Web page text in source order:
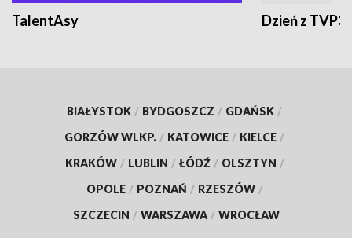
TalentAsy Dzień z TVP3
BIAŁYSTOK / BYDGOSZCZ / GDAŃSK /
GORZÓW WLKP. / KATOWICE / KIELCE /
KRAKÓW / LUBLIN / ŁÓDŹ / OLSZTYN /
OPOLE / POZNAŃ / RZESZÓW /
SZCZECIN / WARSZAWA / WROCŁAW